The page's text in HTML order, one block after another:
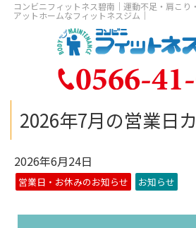
コンビニフィットネス碧南｜運動不足・肩こり
アットホームなフィットネスジム｜
2026年7月の営業日
2026年6月24日
営業日・お休みのお知らせ お知らせ